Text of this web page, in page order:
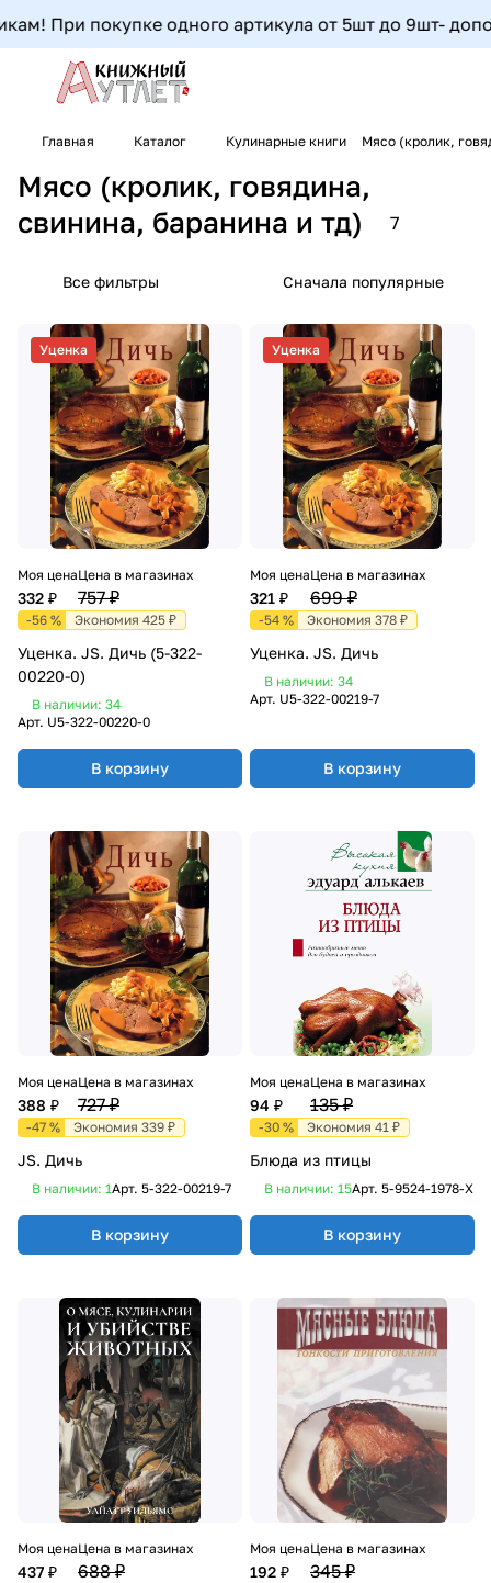
При покупке одного артикула от 5шт до 9шт-
Главная Каталог Кулинарные книги Мясо (кролик,
Мясо (кролик, говядина,
свинина, баранина и тд)
7
Все фильтры Сначала популярные
Уценка
Моя цена
332 ₽
Цена в магазинах
757 ₽
-56 % Экономия 425 ₽
Уценка. JS. Дичь (5-322-
00220-0)
В наличии: 34
Арт. U5-322-00220-0
В корзину
Уценка
Моя цена
321 ₽
Цена в магазинах
699 ₽
-54 % Экономия 378 ₽
Уценка. JS. Дичь
В наличии: 34
Арт. U5-322-00219-7
В корзину
Моя цена
388 ₽
Цена в магазинах
727 ₽
-47 % Экономия 339 ₽
JS. Дичь
В наличии: 1Арт. 5-322-00219-7
В корзину
Моя цена
94 ₽
Цена в магазинах
135 ₽
-30 % Экономия 41 ₽
Блюда из птицы
В наличии: 15Арт. 5-9524-1978-X
В корзину
Моя цена
437 ₽
Цена в магазинах
688 ₽
Моя цена
192 ₽
Цена в магазинах
345 ₽